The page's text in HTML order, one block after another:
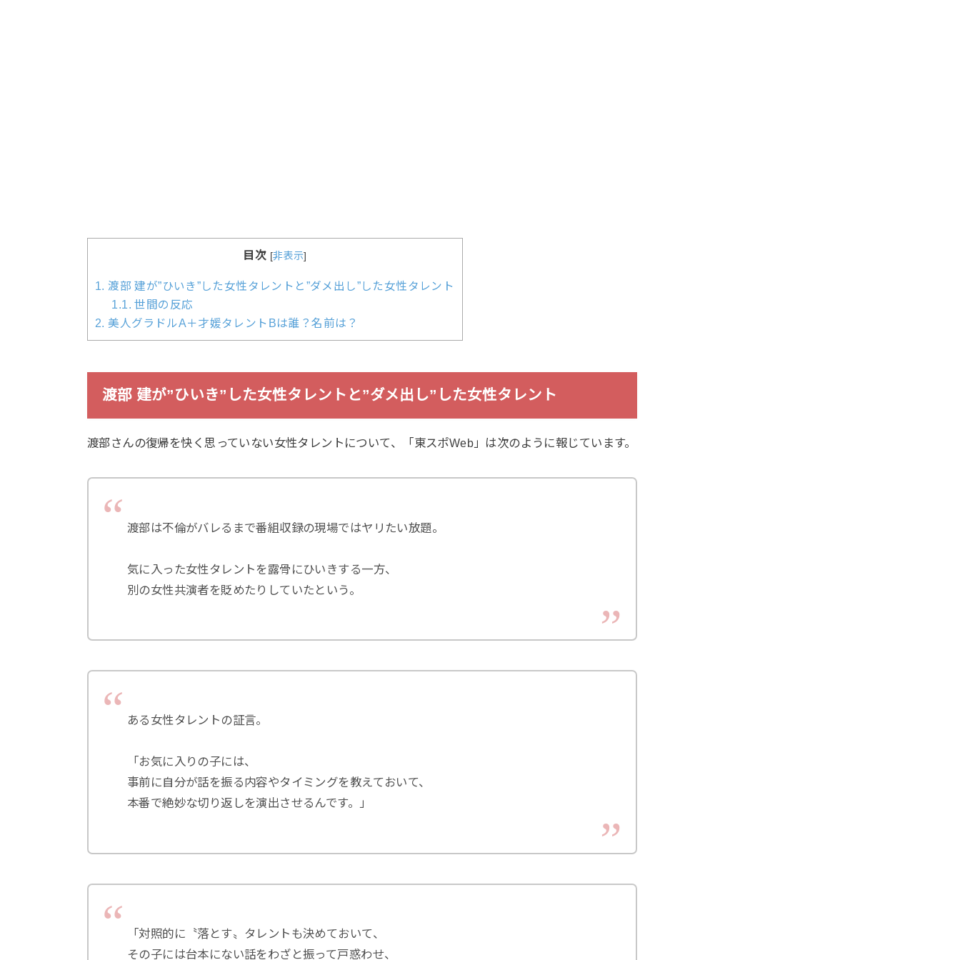
目次 [非表示]
1. 渡部 建が”ひいき”した女性タレントと”ダメ出し”した女性タレント
1.1. 世間の反応
2. 美人グラドルA＋才媛タレントBは誰？名前は？
渡部 建が”ひいき”した女性タレントと”ダメ出し”した女性タレント
渡部さんの復帰を快く思っていない女性タレントについて、「東スポWeb」は次のように報じています。
渡部は不倫がバレるまで番組収録の現場ではヤリたい放題。
気に入った女性タレントを露骨にひいきする一方、
別の女性共演者を貶めたりしていたという。
ある女性タレントの証言。
「お気に入りの子には、
事前に自分が話を振る内容やタイミングを教えておいて、
本番で絶妙な切り返しを演出させるんです。」
「対照的に〝落とす〟タレントも決めておいて、
その子には台本にない話をわざと振って戸惑わせ、